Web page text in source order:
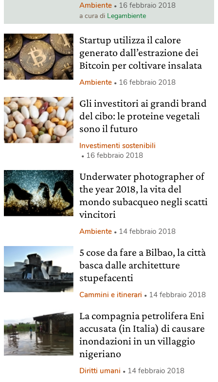
Ambiente 16 febbraio 2018
a cura di Legambiente
Startup utilizza il calore
generato dall’estrazione dei
Bitcoin per coltivare insalata
Ambiente 16 febbraio 2018
Gli investitori ai grandi brand
del cibo: le proteine vegetali
sono il futuro
Investimenti sostenibili
16 febbraio 2018
Underwater photographer of
the year 2018, la vita del
mondo subacqueo negli scatti
vincitori
Ambiente 14 febbraio 2018
5 cose da fare a Bilbao, la città
basca dalle architetture
stupefacenti
Cammini e itinerari 14 febbraio 2018
La compagnia petrolifera Eni
accusata (in Italia) di causare
inondazioni in un villaggio
nigeriano
Diritti umani 14 febbraio 2018